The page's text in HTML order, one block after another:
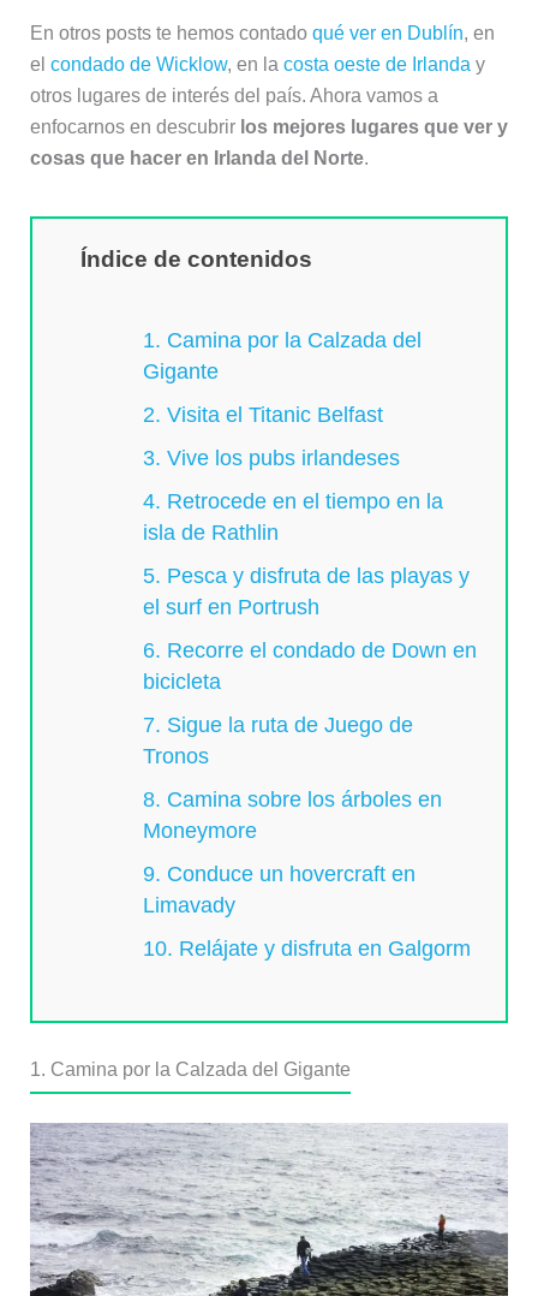
En otros posts te hemos contado qué ver en Dublín, en
el condado de Wicklow, en la costa oeste de Irlanda y
otros lugares de interés del país. Ahora vamos a
enfocarnos en descubrir los mejores lugares que ver y
cosas que hacer en Irlanda del Norte.
Índice de contenidos
1. Camina por la Calzada del
Gigante
2. Visita el Titanic Belfast
3. Vive los pubs irlandeses
4. Retrocede en el tiempo en la
isla de Rathlin
5. Pesca y disfruta de las playas y
el surf en Portrush
6. Recorre el condado de Down en
bicicleta
7. Sigue la ruta de Juego de
Tronos
8. Camina sobre los árboles en
Moneymore
9. Conduce un hovercraft en
Limavady
10. Relájate y disfruta en Galgorm
1. Camina por la Calzada del Gigante